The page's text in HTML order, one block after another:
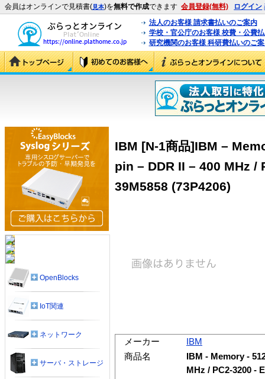
会員はオンラインで見積書(見本)を無料で作成できます 会員登録(無料) ログイン
法人のお客様 請求書払いのご案内
学校・官公庁のお客様 校費・公費
研究機関のお客様 科研費払いのご
IBM [N-1商品]IBM –
pin – DDR II – 400 MHz /
39M5858 (73P4206)
メーカー
IBM
商品名
IBM - Memory -
MHz / PC2-3200 -
OpenBlocks
IoT関連
ネットワーク
サーバ・ストレージ